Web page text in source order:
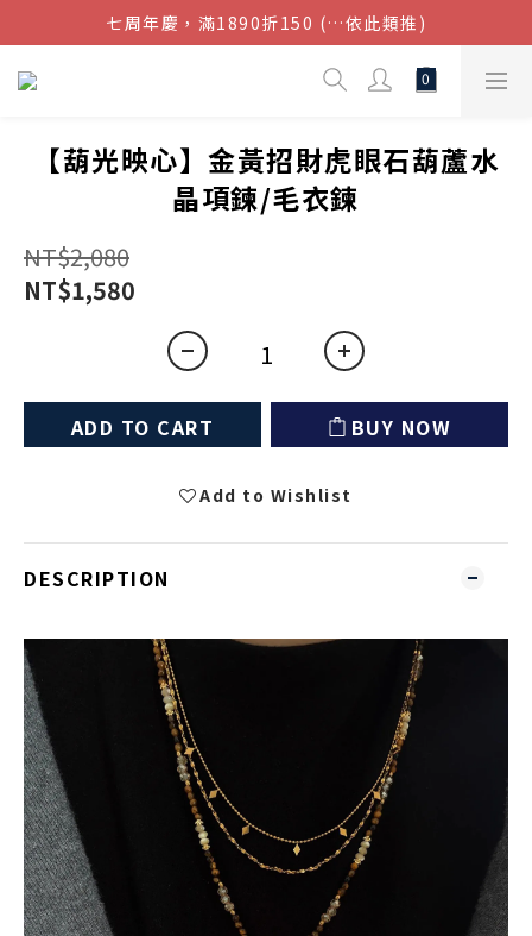
結帳金額滿$1080超取免運
七周年慶，滿1890折150 (…依此類推)
點我加入官方LINE帳號，獲得50元現金券
【葫光映心】金黃招財虎眼石葫蘆水
晶項鍊/毛衣鍊
NT$2,080
NT$1,580
ADD TO CART BUY NOW
Add to Wishlist
DESCRIPTION